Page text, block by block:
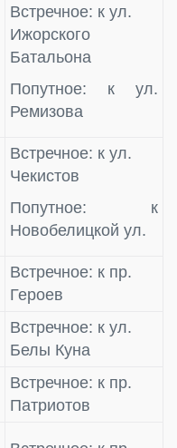
Встречное: к ул.
Ижорского
Батальона
Попутное: к ул.
Ремизова
Встречное: к ул.
Чекистов
Попутное: к
Новобелицкой ул.
Встречное: к пр.
Героев
Встречное: к ул.
Белы Куна
Встречное: к пр.
Патриотов